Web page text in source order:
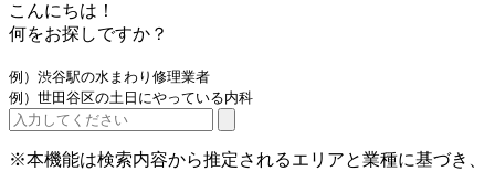
こんにちは！
何をお探しですか？
例）渋谷駅の水まわり修理業者
例）世田谷区の土日にやっている内科
※本機能は検索内容から推定されるエリアと業種に基づき、